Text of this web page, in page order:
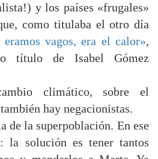
y los países «frugales»
como titulaba el otro día
eramos vagos, era el calor»,
título de Isabel Gómez
climático, sobre el
hay negacionistas.
de la superpoblación. En ese
la solución es tener tantos